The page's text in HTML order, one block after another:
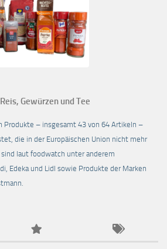
Gewürzen und Tee
– insgesamt 43 von 64 Artikeln –
die in der Europäischen Union nicht mehr
laut foodwatch unter anderem
Edeka und Lidl sowie Produkte der Marken